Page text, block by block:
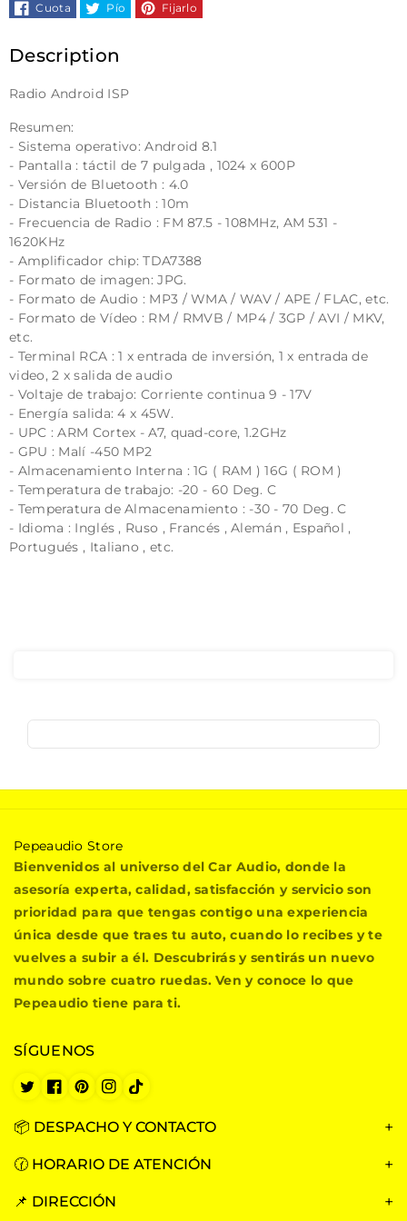
+
Moldura
Radio
+
Instalación
+
Moldura
Radio
+
Instalación
Cuota Pío Fijarlo
Description
Radio Android ISP
Resumen:
- Sistema operativo: Android 8.1
- Pantalla : táctil de 7 pulgada , 1024 x 600P
- Versión de Bluetooth : 4.0
- Distancia Bluetooth : 10m
- Frecuencia de Radio : FM 87.5 - 108MHz, AM 531 -
1620KHz
- Amplificador chip: TDA7388
- Formato de imagen: JPG.
- Formato de Audio : MP3 / WMA / WAV / APE / FLAC, etc.
- Formato de Vídeo : RM / RMVB / MP4 / 3GP / AVI / MKV,
etc.
- Terminal RCA : 1 x entrada de inversión, 1 x entrada de
video, 2 x salida de audio
- Voltaje de trabajo: Corriente continua 9 - 17V
- Energía salida: 4 x 45W.
- UPC : ARM Cortex - A7, quad-core, 1.2GHz
- GPU : Malí -450 MP2
- Almacenamiento Interna : 1G ( RAM ) 16G ( ROM )
- Temperatura de trabajo: -20 - 60 Deg. C
- Temperatura de Almacenamiento : -30 - 70 Deg. C
- Idioma : Inglés , Ruso , Francés , Alemán , Español ,
Portugués , Italiano , etc.
P
e
p
a
u
d
i
o
o
Pepeaudio Store
Bienvenidos al universo del Car Audio, donde la
asesoría experta, calidad, satisfacción y servicio son
prioridad para que tengas contigo una experiencia
única desde que traes tu auto, cuando lo recibes y te
vuelves a subir a él. Descubrirás y sentirás un nuevo
mundo sobre cuatro ruedas. Ven y conoce lo que
Pepeaudio tiene para ti.
SÍGUENOS
T
i
t
e
F
c
b
o
k
P
n
e
r
s
I
s
a
g
a
T
k
o
k
📦 DESPACHO Y CONTACTO
🕜 HORARIO DE ATENCIÓN
📌 DIRECCIÓN